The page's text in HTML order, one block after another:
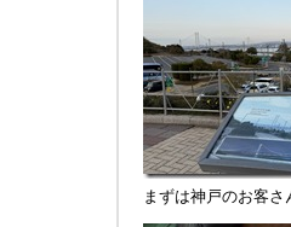
まずは神戸のお客さ